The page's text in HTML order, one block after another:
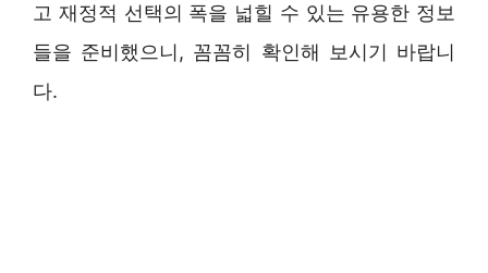
고 재정적 선택의 폭을 넓힐 수 있는 유용한 정보
들을 준비했으니, 꼼꼼히 확인해 보시기 바랍니
다.